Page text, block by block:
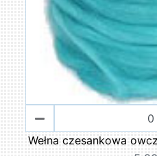
Wełna czesankowa